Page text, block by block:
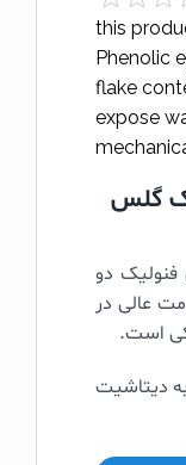
this
Phenolic
flake
expose
گلس
دو
عالی در
است.
دیتاشیت